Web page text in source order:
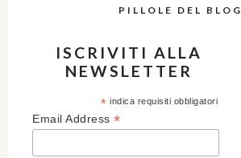
PILLOLE DEL BLOG
ISCRIVITI ALLA
NEWSLETTER
* indica requisiti obbligatori
Email Address *